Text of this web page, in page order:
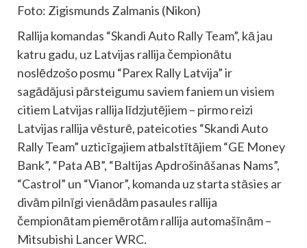
Foto: Zigismunds Zalmanis (Nikon)
Rallija komandas “Skandi Auto Rally Team”, kā jau
katru gadu, uz Latvijas rallija čempionātu
noslēdzošo posmu “Parex Rally Latvija” ir
sagādājusi pārsteigumu saviem faniem un visiem
citiem Latvijas rallija līdzjutējiem – pirmo reizi
Latvijas rallija vēsturē, pateicoties “Skandi Auto
Rally Team” uzticīgajiem atbalstītājiem “GE Money
Bank”, “Pata AB”, “Baltijas Apdrošināšanas Nams”,
“Castrol” un “Vianor”, komanda uz starta stāsies ar
divām pilnīgi vienādām pasaules rallija
čempionātam piemērotām rallija automašīnām –
Mitsubishi Lancer WRC.